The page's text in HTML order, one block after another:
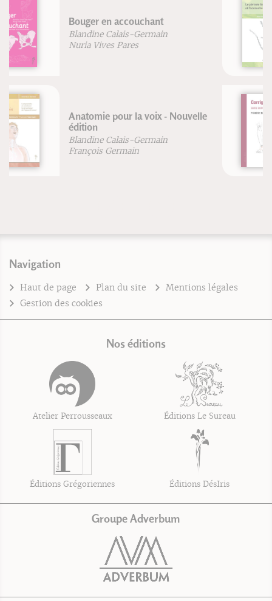
Le périnée féminin et
l'accouchement
Blandine Calais-Germain
Frédéric Brigaud
Navigation
Haut de page Plan du site
Mentions légales
Gestion des cookies
Nos éditions
Atelier Perrousseaux Éditions Le Sureau
Éditions Grégoriennes Éditions DésIris
Groupe Adverbum